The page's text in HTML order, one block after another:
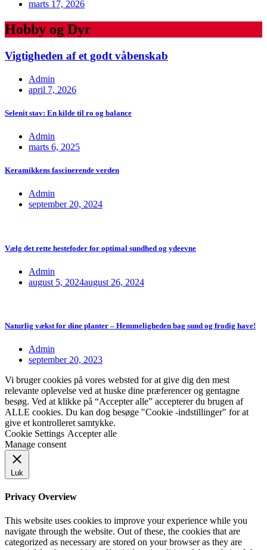
marts 17, 2026
Hobby og Dyr
Vigtigheden af et godt våbenskab
Admin
april 7, 2026
Selenit stav: En kilde til ro og balance
Admin
marts 6, 2025
Keramikkens fascinerende verden
Admin
september 20, 2024
Vælg det rette hestefoder for optimal sundhed og ydeevne
Admin
august 5, 2024august 26, 2024
Naturlig vækst for dine planter – Hemmeligheden bag sund og frodig have!
Admin
september 20, 2023
Vi bruger cookies på vores websted for at give dig den mest
relevante oplevelse ved at huske dine præferencer og gentagne
besøg. Ved at klikke på “Accepter alle” accepterer du brugen af
ALLE cookies. Du kan dog besøge "Cookie -indstillinger" for at
give et kontrolleret samtykke.
Cookie Settings Accepter alle
Manage consent
Luk
Privacy Overview
This website uses cookies to improve your experience while you
navigate through the website. Out of these, the cookies that are
categorized as necessary are stored on your browser as they are